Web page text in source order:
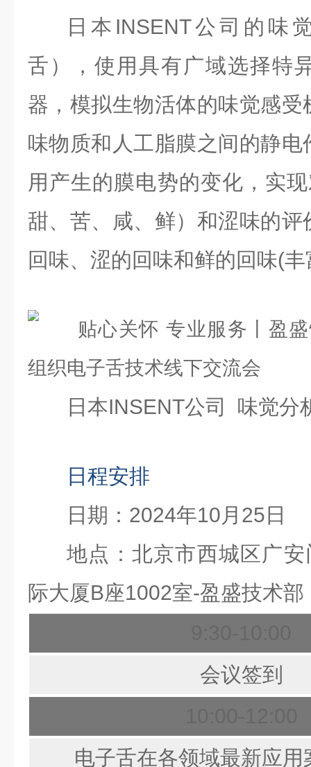
日本INSENT公司的味
舌），使用具有广域选择特
器，模拟生物活体的味觉感
味物质和人工脂膜之间的静
用产生的膜电势的变化，实
甜、苦、咸、鲜）和涩味的
回味、涩的回味和鲜的回味(
日本INSENT公司 味觉分
日程安排
日期：2024年10月25日
地点：北京市西城区广
际大厦B座1002室-盈盛技术部
会议签到
电子舌在各领域最新应用